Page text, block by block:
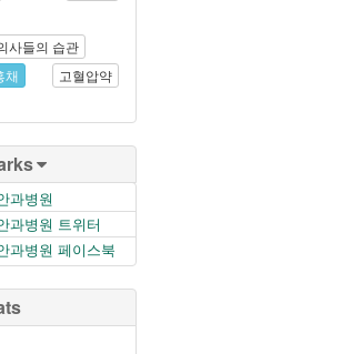
사들의 습관
채
고혈압약
과병원
과병원 트위터
과병원 페이스북